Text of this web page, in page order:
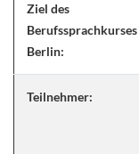
Ziel des
Berufssprachkurses
Berlin:
Teilnehmer: